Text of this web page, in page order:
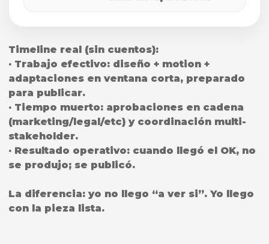
Timeline real (sin cuentos):
· Trabajo efectivo: diseño + motion +
adaptaciones en ventana corta, preparado
para publicar.
· Tiempo muerto: aprobaciones en cadena
(marketing/legal/etc) y coordinación multi-
stakeholder.
· Resultado operativo: cuando llegó el OK, no
se produjo; se publicó.
La diferencia: yo no llego “a ver si”. Yo llego
con la pieza lista.